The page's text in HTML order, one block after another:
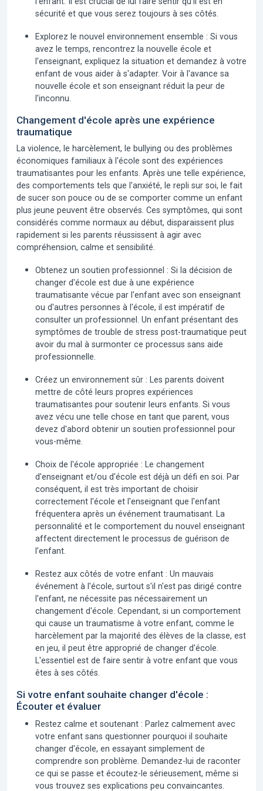
sécurité et que vous serez toujours à ses côtés.
Explorez le nouvel environnement ensemble : Si vous
avez le temps, rencontrez la nouvelle école et
l'enseignant, expliquez la situation et demandez à votre
enfant de vous aider à s'adapter. Voir à l'avance sa
nouvelle école et son enseignant réduit la peur de
l'inconnu.
Changement d'école après une expérience
traumatique
La violence, le harcèlement, le bullying ou des problèmes
économiques familiaux à l'école sont des expériences
traumatisantes pour les enfants. Après une telle expérience,
des comportements tels que l'anxiété, le repli sur soi, le fait
de sucer son pouce ou de se comporter comme un enfant
plus jeune peuvent être observés. Ces symptômes, qui sont
considérés comme normaux au début, disparaissent plus
rapidement si les parents réussissent à agir avec
compréhension, calme et sensibilité.
Obtenez un soutien professionnel : Si la décision de
changer d'école est due à une expérience
traumatisante vécue par l'enfant avec son enseignant
ou d'autres personnes à l'école, il est impératif de
consulter un professionnel. Un enfant présentant des
symptômes de trouble de stress post-traumatique peut
avoir du mal à surmonter ce processus sans aide
professionnelle.
Créez un environnement sûr : Les parents doivent
mettre de côté leurs propres expériences
traumatisantes pour soutenir leurs enfants. Si vous
avez vécu une telle chose en tant que parent, vous
devez d'abord obtenir un soutien professionnel pour
vous-même.
Choix de l'école appropriée : Le changement
d'enseignant et/ou d'école est déjà un défi en soi. Par
conséquent, il est très important de choisir
correctement l'école et l'enseignant que l'enfant
fréquentera après un événement traumatisant. La
personnalité et le comportement du nouvel enseignant
affectent directement le processus de guérison de
l'enfant.
Restez aux côtés de votre enfant : Un mauvais
événement à l'école, surtout s'il n'est pas dirigé contre
l'enfant, ne nécessite pas nécessairement un
changement d'école. Cependant, si un comportement
qui cause un traumatisme à votre enfant, comme le
harcèlement par la majorité des élèves de la classe, est
en jeu, il peut être approprié de changer d'école.
L'essentiel est de faire sentir à votre enfant que vous
êtes à ses côtés.
Si votre enfant souhaite changer d'école :
Écouter et évaluer
Restez calme et soutenant : Parlez calmement avec
votre enfant sans questionner pourquoi il souhaite
changer d'école, en essayant simplement de
comprendre son problème. Demandez-lui de raconter
ce qui se passe et écoutez-le sérieusement, même si
vous trouvez ses explications peu convaincantes.